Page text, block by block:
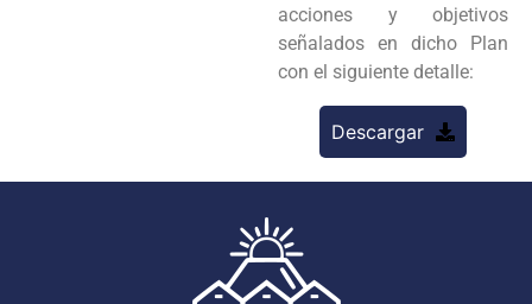
acciones y objetivos
señalados en dicho Plan
con el siguiente detalle:
Descargar